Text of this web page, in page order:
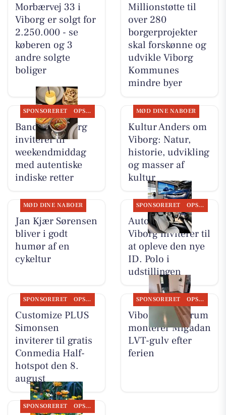
Morbærvej 33 i
Viborg er solgt for
2.250.000 - se
køberen og 3
andre solgte
boliger
Millionstøtte til
over 280
borgerprojekter
skal forskønne og
udvikle Viborg
Kommunes
mindre byer
SPONSORERET OPSLAGSTAVLEN
Bandhan Viborg
inviterer til
weekendmiddag
med autentiske
indiske retter
MØD DINE NABOER
Kultur Anders om
Viborg: Natur,
historie, udvikling
og masser af
kultur
MØD DINE NABOER
Jan Kjær Sørensen
bliver i godt
humør af en
cykeltur
SPONSORERET OPSLAGSTAVLEN
Autocentralen
Viborg inviterer til
at opleve den nye
ID. Polo i
udstillingen
SPONSORERET OPSLAGSTAVLEN
Customize PLUS
Simonsen
inviterer til gratis
Conmedia Half-
hotspot den 8.
august
SPONSORERET OPSLAGSTAVLEN
Viborg Gulvforum
monterer Migadan
LVT-gulv efter
ferien
SPONSORERET OPSLAGSTAVLEN